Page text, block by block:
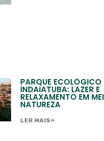
PARQUE ECOLÓGICO
INDAIATUBA: LAZER E
RELAXAMENTO EM
NATUREZA
LER MAIS»